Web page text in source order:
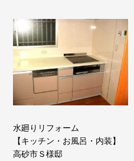
水廻りリフォーム
【キッチン・お風呂・内装】
高砂市Ｓ様邸